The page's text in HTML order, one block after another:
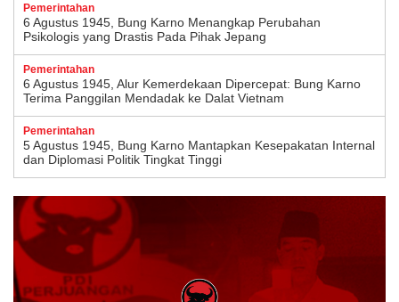
Pemerintahan
6 Agustus 1945, Bung Karno Menangkap Perubahan
Psikologis yang Drastis Pada Pihak Jepang
Pemerintahan
6 Agustus 1945, Alur Kemerdekaan Dipercepat: Bung Karno
Terima Panggilan Mendadak ke Dalat Vietnam
Pemerintahan
5 Agustus 1945, Bung Karno Mantapkan Kesepakatan Internal
dan Diplomasi Politik Tingkat Tinggi